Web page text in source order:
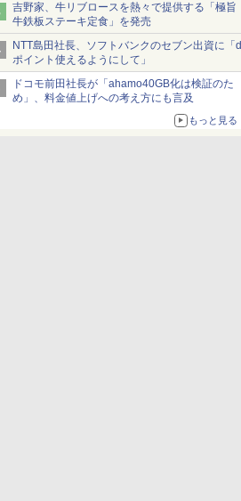
吉野家、牛リブロースを熱々で提供する「極旨
牛鉄板ステーキ定食」を発売
NTT島田社長、ソフトバンクのセブン出資に「d
ポイント使えるようにして」
ドコモ前田社長が「ahamo40GB化は検証のた
め」、料金値上げへの考え方にも言及
もっと見る